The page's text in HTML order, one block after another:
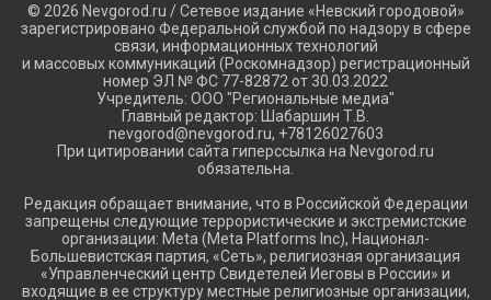
© 2026 Nevgorod.ru / Сетевое издание «Невский городовой»
зарегистрировано Федеральной службой по надзору в сфере
связи, информационных технологий
и массовых коммуникаций (Роскомнадзор) регистрационный
номер ЭЛ № ФС 77-82872 от 30.03.2022
Учредитель: ООО "Региональные медиа"
Главный редактор: Шабаршин Т.В.
nevgorod@nevgorod.ru, +78126027603
При цитировании сайта гиперссылка на Nevgorod.ru
обязательна.
Редакция обращает внимание, что в Российской Федерации
запрещены следующие террористические и экстремистские
организации: Meta (Meta Platforms Inc), Национал-
Большевистская партия, «Сеть», религиозная организация
«Управленческий центр Свидетелей Иеговы в России» и
входящие в ее структуру местные религиозные организации,